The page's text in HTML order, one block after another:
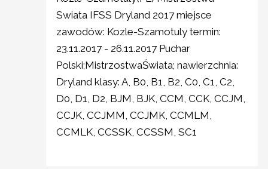
Swiata IFSS Dryland 2017 miejsce
zawodów: Kozle-Szamotuly termin:
23.11.2017 - 26.11.2017 Puchar
Polski;MistrzostwaŚwiata; nawierzchnia:
Dryland klasy: A, B0, B1, B2, C0, C1, C2,
D0, D1, D2, BJM, BJK, CCM, CCK, CCJM,
CCJK, CCJMM, CCJMK, CCMLM,
CCMLK, CCSSK, CCSSM, SC1